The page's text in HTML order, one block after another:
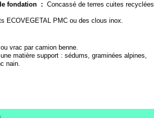
fondation : Concassé de terres cuites recyclées
ECOVEGETAL PMC ou des clous inox.
vrac par camion benne.
matière support : sédums, graminées alpines,
nain.